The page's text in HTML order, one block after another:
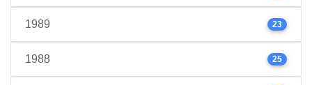
1989 23
1988 25